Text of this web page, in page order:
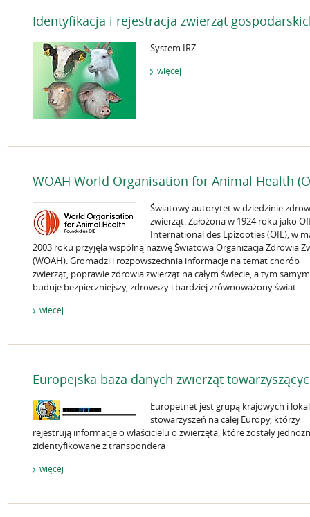
Identyfikacja i rejestracja zwierząt
System IRZ
więcej
WOAH World Organisation for Animal Health
Światowy autorytet w dziedzinie
zwierząt. Założona w 1924 roku jako
International des Epizooties (OIE), w
2003 roku przyjęła wspólną nazwę Światowa Organizacja Zdrowia
(WOAH). Gromadzi i rozpowszechnia informacje na temat chorób
zwierząt, poprawie zdrowia zwierząt na całym świecie, a tym samym
buduje bezpieczniejszy, zdrowszy i bardziej zrównoważony świat.
więcej
Europejska baza danych zwierząt
Europetnet jest grupą krajowych i
stowarzyszeń na całej Europy, którzy
rejestrują informacje o właścicielu o zwierzęta, które zostały
zidentyfikowane z transpondera
więcej